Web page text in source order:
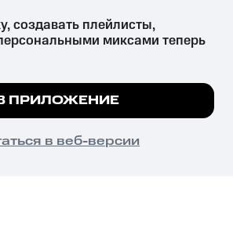
их аналогов причиняет вред здоровью,
запрещён и влечёт установленную
чтобы на сайте все
ПОНЯТНО
создавать плейлисты,
миксами теперь
ПРИЛОЖЕНИЕ
в веб-версии